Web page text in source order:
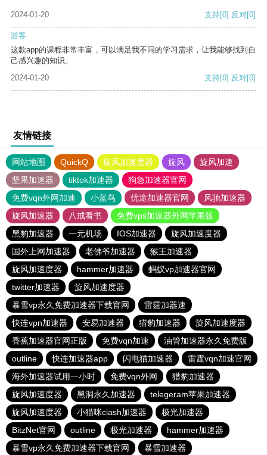
2024-01-20 支持[0] 反对[0]
游客
这款app的课程非常丰富，可以满足我不同的学习需求，让我能够找到自
己感兴趣的知识。
2024-01-20
支持[0] 反对[0]
友情链接
网站地图 QuickQ 旋风加速度器 旋风
旋风加速
坚果加速器
tiktok加速器
狗急加速器官网
免费vqn外网加速
小蓝鸟 优途加速器官网
风驰加速器
旋风加速器
八戒看书
免费vps加速器外网苹果版
黑豹加速器
一元机场 IOS加速器
旋风加速度器
国外上网加速器
老佛爷加速器
猴王加速器
旋风加速度器
hammer加速器
蚂蚁vp加速器官网
twitter加速器
旋风加速度器
暴雪vp永久免费加速器下载官网
雷霆加器速
快连vρn加速器
安易加速器 猎豹加速器
旋风加速度器
香蕉加速器官网正版
免费vqn加速
油管加速器永久免费版
outline
快连加速器app 闪电猫加速器
雷霆vqn加速官网
海外加速器试用一小时
免费vqn外网
猎豹加速器
旋风加速度器
黑洞永久加速器
telegeram苹果加速器
旋风加速度器
小猫咪ciash加速器
极光加速器
BitzNet官网
outline 极光加速器
hammer加速器
暴雪vp永久免费加速器下载官网
暴雪加速器